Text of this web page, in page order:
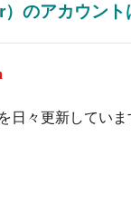
のアカウント
日々更新してい